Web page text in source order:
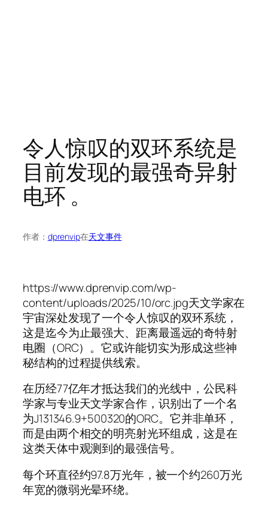
令人惊叹的双环系统是
目前发现的最强奇异射
电环 。
作者： dprenvip在天文事件
https://www.dprenvip.com/wp-
content/uploads/2025/10/orc.jpg天文学家在
宇宙深处发现了一个令人惊叹的双环系统，
这是迄今为止最强大、距离最遥远的奇特射
电圈（ORC）。它或许能切实为形成这些神
秘结构的过程提供线索。
在历经77亿年才抵达我们的光线中，公民科
学家与专业天文学家合作，识别出了一个名
为J131346.9+500320的ORC。它并非单环，
而是由两个相交的明亮射光环组成，这是在
这类天体中观测到的最强信号。
每个环直径约97.8万光年，被一个约260万光
年宽的微弱光晕环绕。